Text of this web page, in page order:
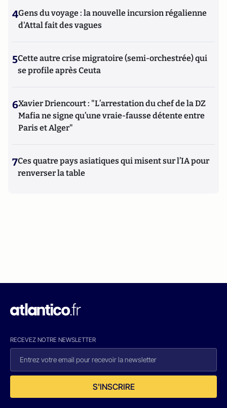
4Gens du voyage : la nouvelle incursion régalienne
d'Attal fait des vagues
5Cette autre crise migratoire (semi-orchestrée) qui
se profile après Ceuta
6Xavier Driencourt : "L’arrestation du chef de la DZ
Mafia ne signe qu’une vraie-fausse détente entre
Paris et Alger"
7Ces quatre pays asiatiques qui misent sur l’IA pour
renverser la table
RECEVEZ NOTRE NEWSLETTER
S'INSCRIRE